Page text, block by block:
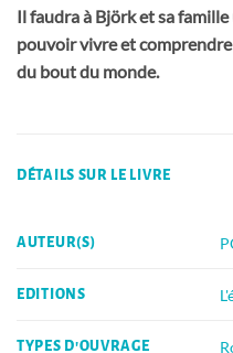
Il faudra à Björk et sa
pouvoir vivre et
du bout du monde.
DÉTAILS SUR LE LIVRE
AUTEUR(S)
EDITIONS
TYPES D'OUVRAGE